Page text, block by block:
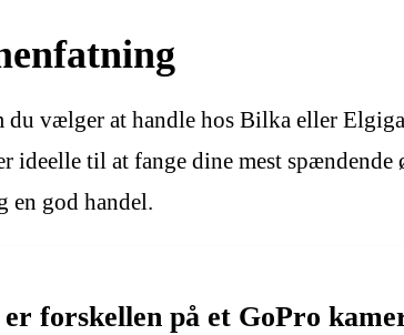
du vælger at handle hos Bilka eller
ideelle til at fange dine mest
en god handel.
forskellen på et GoPro